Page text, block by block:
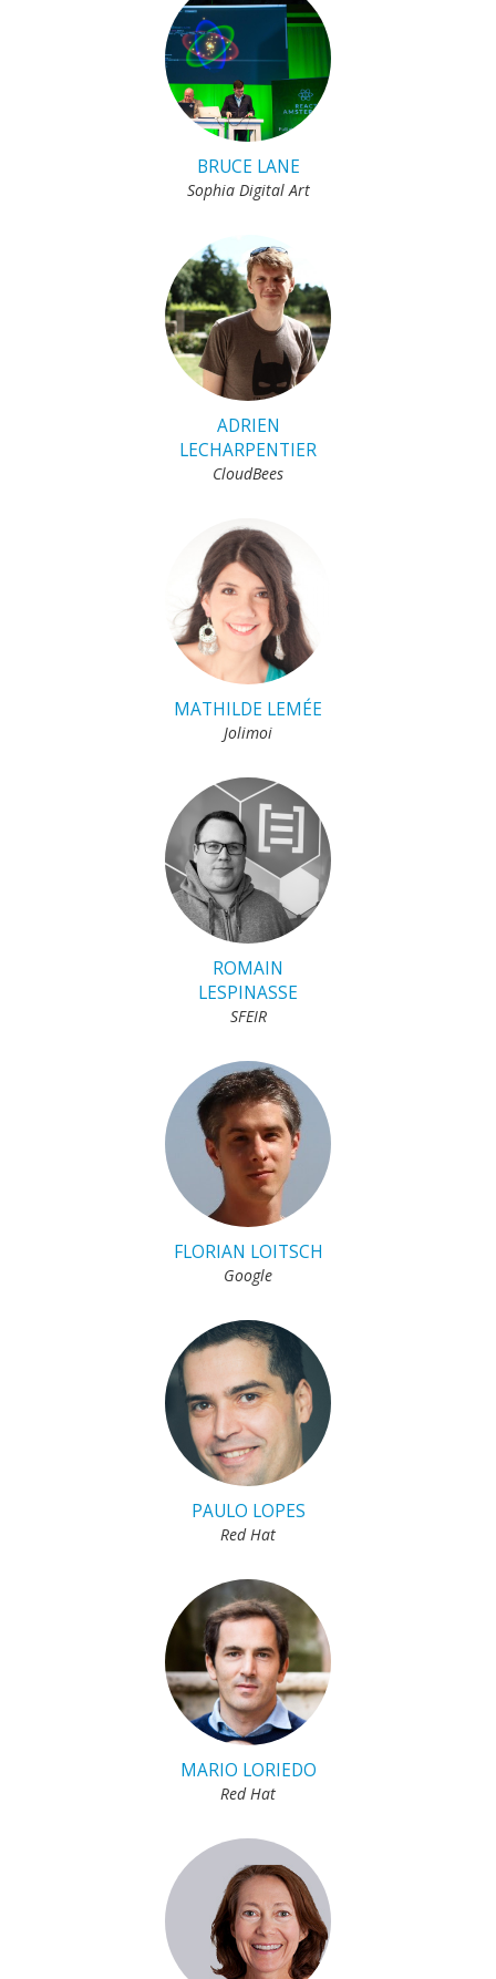
BRUCE LANE
Sophia Digital Art
ADRIEN
LECHARPENTIER
CloudBees
MATHILDE LEMÉE
Jolimoi
ROMAIN
LESPINASSE
SFEIR
FLORIAN LOITSCH
Google
PAULO LOPES
Red Hat
MARIO LORIEDO
Red Hat